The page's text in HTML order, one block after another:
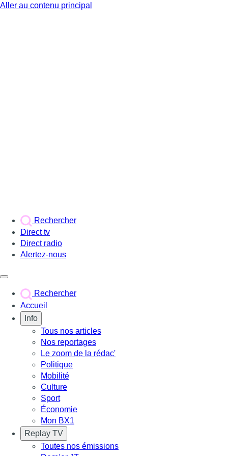
Aller au contenu principal
Rechercher
Direct tv
Direct radio
Alertez-nous
Rechercher
Accueil
Info
Tous nos articles
Nos reportages
Le zoom de la rédac'
Politique
Mobilité
Culture
Sport
Économie
Mon BX1
Replay TV
Toutes nos émissions